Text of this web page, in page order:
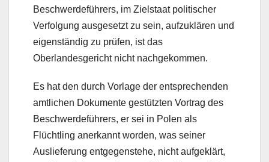
Beschwerdeführers, im Zielstaat politischer
Verfolgung ausgesetzt zu sein, aufzuklären und
eigenständig zu prüfen, ist das
Oberlandesgericht nicht nachgekommen.
Es hat den durch Vorlage der entsprechenden
amtlichen Dokumente gestützten Vortrag des
Beschwerdeführers, er sei in Polen als
Flüchtling anerkannt worden, was seiner
Auslieferung entgegenstehe, nicht aufgeklärt,